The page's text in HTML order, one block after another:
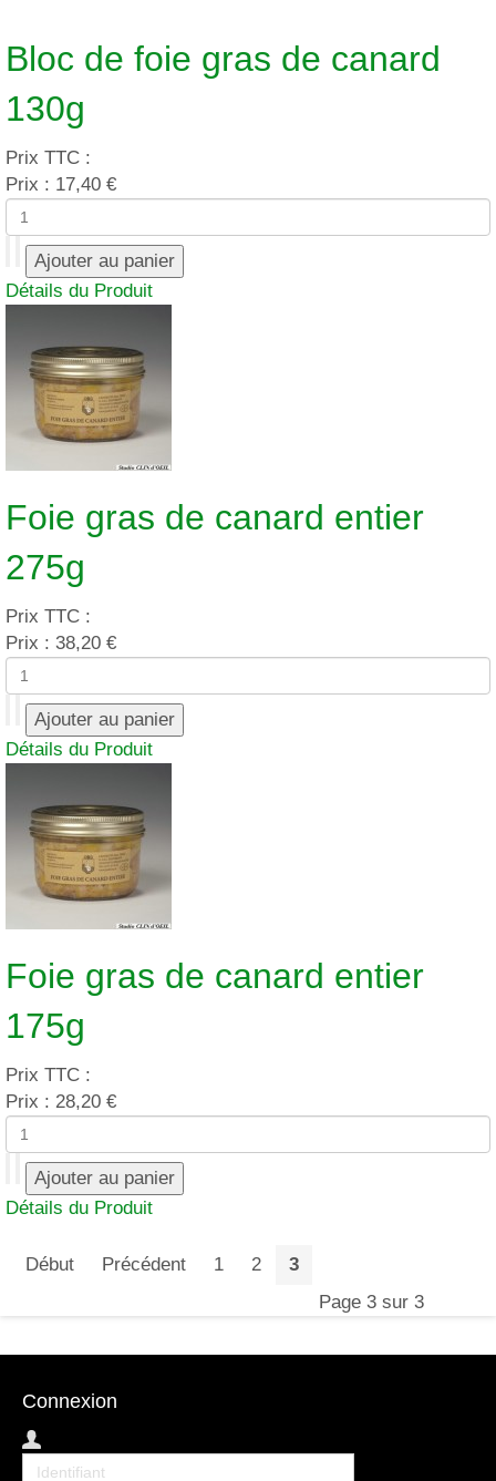
Bloc de foie gras de canard
130g
Prix TTC :
Prix : 17,40 €
Détails du Produit
Foie gras de canard entier
275g
Prix TTC :
Prix : 38,20 €
Détails du Produit
Foie gras de canard entier
175g
Prix TTC :
Prix : 28,20 €
Détails du Produit
Début Précédent 1 2
3
Page 3 sur 3
Connexion
Identifiant